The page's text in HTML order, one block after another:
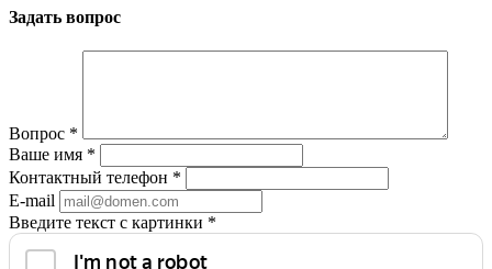
Задать вопрос
Вопрос *
Ваше имя *
Контактный телефон *
E-mail
Введите текст с картинки *